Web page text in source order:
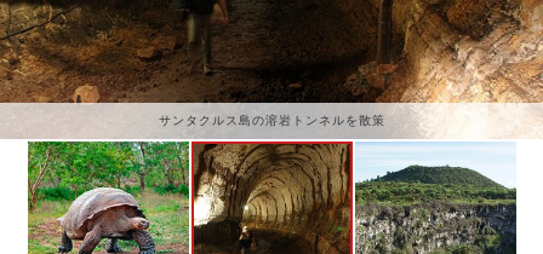
サンタクルス島の溶岩トンネルを散策